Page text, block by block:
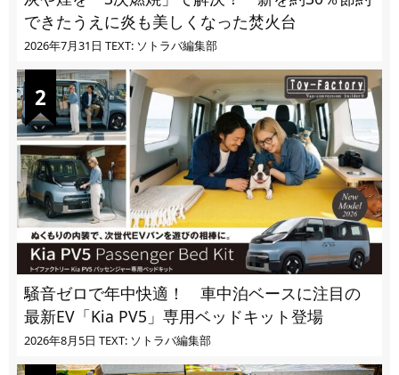
できたうえに炎も美しくなった焚火台
2026年7月31日 TEXT: ソトラバ編集部
騒音ゼロで年中快適！ 車中泊ベースに注目の
最新EV「Kia PV5」専用ベッドキット登場
2026年8月5日 TEXT: ソトラバ編集部